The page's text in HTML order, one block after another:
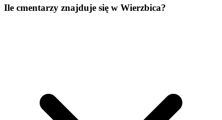
Ile cmentarzy znajduje się w Wierzbica?